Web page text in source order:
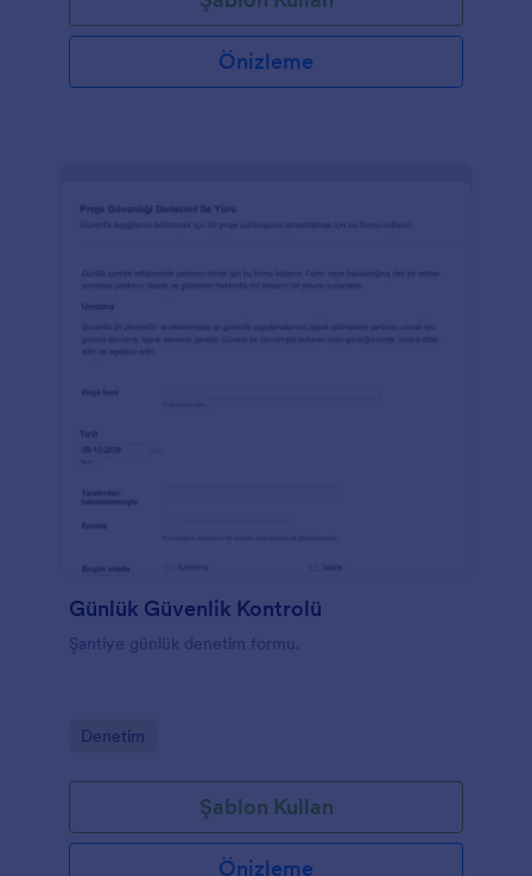
Önizleme
Günlük Güvenlik Kontrolü
Şantiye günlük denetim formu.
Go to Category:
Denetim
Şablon Kullan
Önizleme